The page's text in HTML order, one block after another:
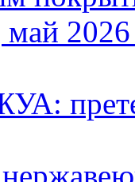
2026